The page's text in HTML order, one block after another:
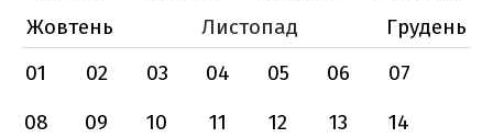
Жовтень
Листопад
Грудень
01
02 03 04 05 06
07
08
09 10 11 12 13
14